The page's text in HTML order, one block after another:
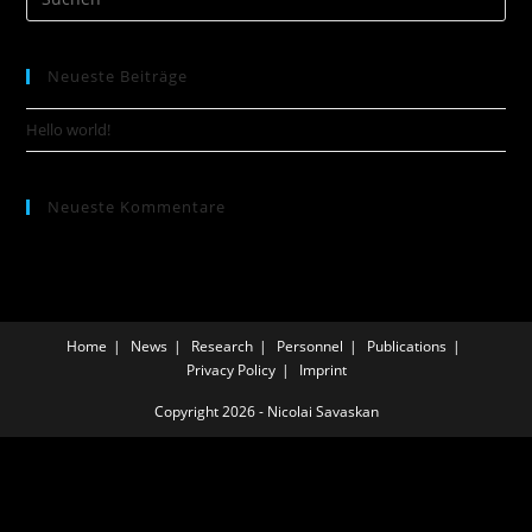
the
Neueste Beiträge
Hello world!
Neueste Kommentare
Home News Research Personnel
Publications
Privacy Policy
Imprint
Copyright 2026 - Nicolai Savaskan